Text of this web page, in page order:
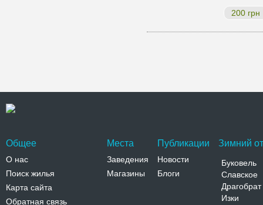
200 грн
Общее
О нас
Поиск жилья
Карта сайта
Обратная связь
Места
Заведения
Магазины
Публикации
Новости
Блоги
Зимний
Буковель
Славское
Драгобрат
Изки